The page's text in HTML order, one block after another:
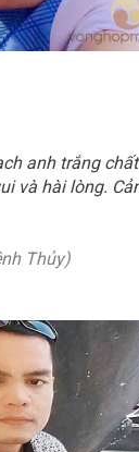
anh trắng
và hài lòng.
Thủy)